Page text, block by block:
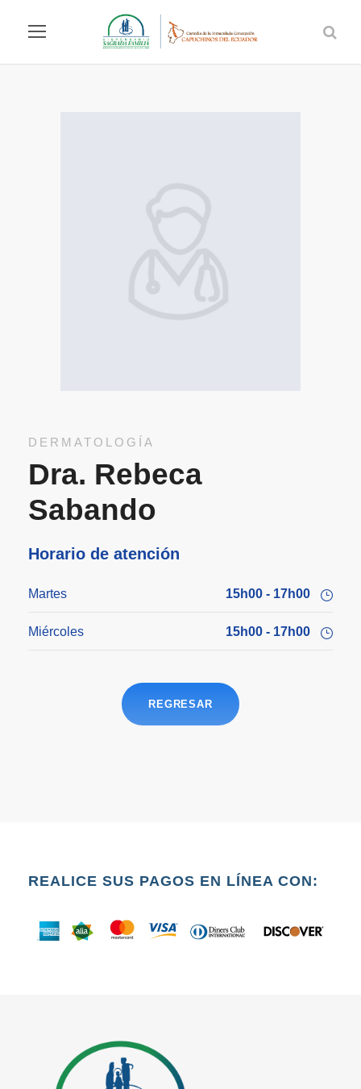
DERMATOLOGÍA
Dra. Rebeca
Sabando
Horario de atención
Martes 15h00 - 17h00
Miércoles 15h00 - 17h00
REGRESAR
REALICE SUS PAGOS EN LÍNEA CON: